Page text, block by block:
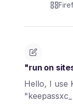
"run on
Hello, I use